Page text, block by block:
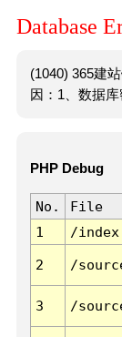
Database
(1040) 365建
因：1、数据
PHP Debug
No. File
1
/
2 /
3 /